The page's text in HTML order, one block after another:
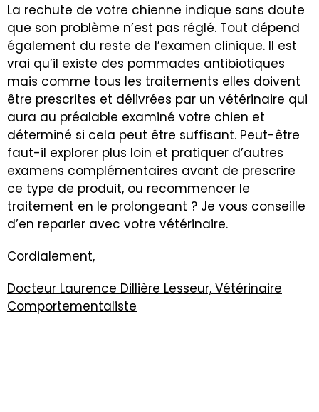
La rechute de votre chienne indique sans doute
que son problème n’est pas réglé. Tout dépend
également du reste de l’examen clinique. Il est
vrai qu’il existe des pommades antibiotiques
mais comme tous les traitements elles doivent
être prescrites et délivrées par un vétérinaire qui
aura au préalable examiné votre chien et
déterminé si cela peut être suffisant. Peut-être
faut-il explorer plus loin et pratiquer d’autres
examens complémentaires avant de prescrire
ce type de produit, ou recommencer le
traitement en le prolongeant ? Je vous conseille
d’en reparler avec votre vétérinaire.
Cordialement,
Docteur Laurence Dillière Lesseur, Vétérinaire
Comportementaliste